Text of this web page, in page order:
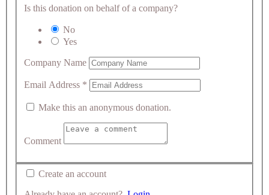
Is this donation on behalf of a company?
No
Yes
Company Name
Email Address *
Make this an anonymous donation.
Comment
Create an account